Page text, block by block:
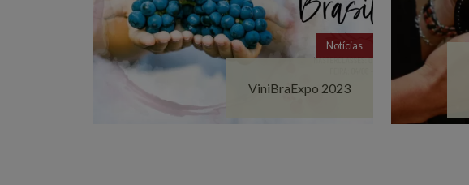
Notícias
ViniBraExpo 2023